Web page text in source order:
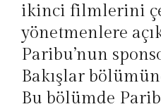
ikinci filmlerini
yönetmenlere
Paribu’nun
Bakışlar
Bu bölümde